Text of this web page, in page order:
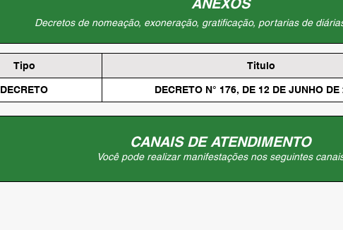
ANEXOS
Decretos de nomeação, exoneração, gratificação, portarias de
Tipo Titulo
DECRETO DECRETO N° 176, DE 12 DE JUNHO DE
CANAIS DE ATENDIMENTO
Você pode realizar manifestações nos seguintes